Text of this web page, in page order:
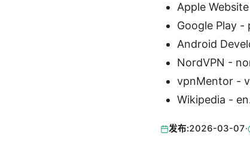
Apple
Google Play -
Android
NordVPN -
vpnMentor -
Wikipedia -
发布:2026-03-07·